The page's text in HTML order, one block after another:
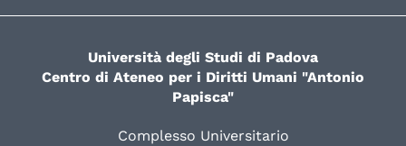
Università degli Studi di Padova
Centro di Ateneo per i Diritti Umani "Antonio
Papisca"
Complesso Universitario